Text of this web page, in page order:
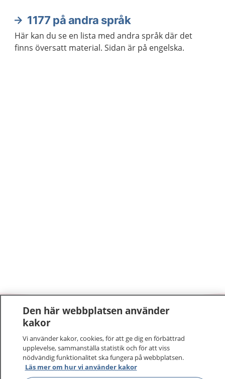
1177 på andra språk
Här kan du se en lista med andra språk där det
finns översatt material. Sidan är på engelska.
1177 –tryggt om din hälsa och vård
På 1177.se får du råd om hälsa och information om
sjukdomar och vilka mottagningar du kan kontakta.
Logga in för att läsa din journal och göra dina
Den här webbplatsen använder
kakor
Vi använder kakor, cookies, för att ge dig en förbättrad
upplevelse, sammanställa statistik och för att viss
nödvändig funktionalitet ska fungera på webbplatsen.
Läs mer om hur vi använder kakor